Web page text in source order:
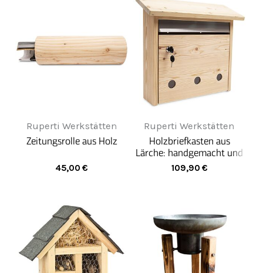
Ruperti Werkstätten
Zeitungsrolle aus Holz
45,00 €
Ruperti Werkstätten
Holzbriefkasten aus
Lärche: handgemacht und
wetterfest
109,90 €